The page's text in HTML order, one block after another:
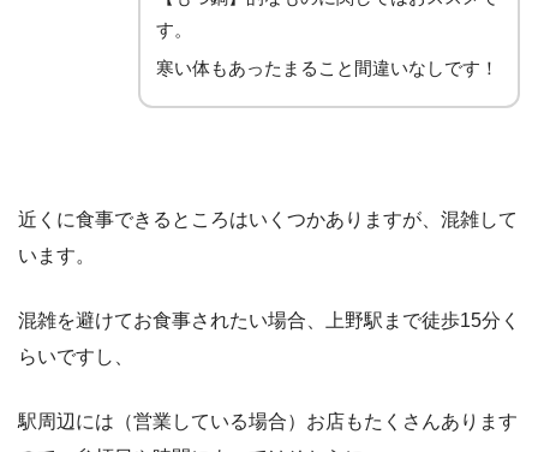
す。
寒い体もあったまること間違いなしです！
近くに食事できるところはいくつかありますが、混雑して
います。
混雑を避けてお食事されたい場合、上野駅まで徒歩15分く
らいですし、
駅周辺には（営業している場合）お店もたくさんあります